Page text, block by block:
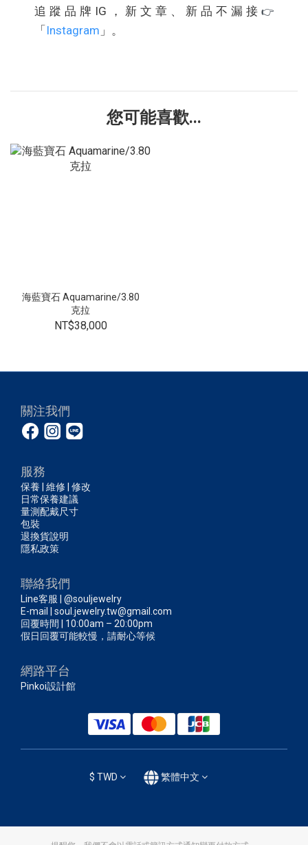
追蹤品牌IG，新文章、新品不漏接 👉
「 Instagram 」。
您可能喜歡...
海藍寶石 Aquamarine/3.80
克拉
NT$38,000
關注我們
服務
保養 | 維修 | 修改
日常保養建議
量測配戴尺寸
包裝
退換貨說明
隱私政策
聯絡我們
Line客服 | @souljewelry
E-mail | soul.jewelry.tw@gmail.com
回覆時間 | 10:00am – 20:00pm
假日回覆可能較慢，請耐心等候
網路平台
Pinkoi設計館
$ TWD 繁體中文